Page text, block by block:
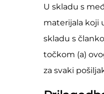
U skladu s
materijala koji
skladu s
točkom (a)
za svaki